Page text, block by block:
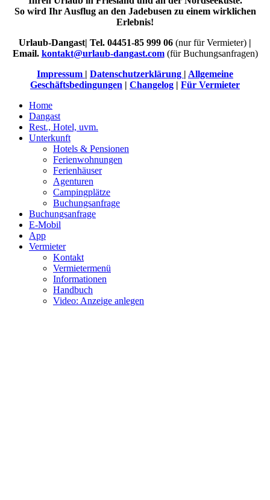
So wird Ihr Ausflug an den Jadebusen zu einem wirklichen
Erlebnis!
Urlaub-Dangast| Tel. 04451-85 999 06 (nur für Vermieter) |
Email. kontakt@urlaub-dangast.com (für Buchungsanfragen)
Impressum | Datenschutzerklärung | Allgemeine
Geschäftsbedingungen | Changelog | Für Vermieter
Home
Dangast
Rest., Hotel, uvm.
Unterkunft
Hotels & Pensionen
Ferienwohnungen
Ferienhäuser
Agenturen
Campingplätze
Buchungsanfrage
Buchungsanfrage
E-Mobil
App
Vermieter
Kontakt
Vermietermenü
Informationen
Handbuch
Video: Anzeige anlegen